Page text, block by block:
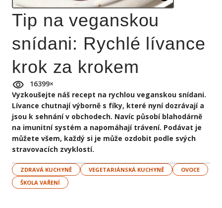
Tip na veganskou
snídani: Rychlé lívance
krok za krokem
16399×
Vyzkoušejte náš recept na rychlou veganskou snídani.
Lívance chutnají výborně s fíky, které nyní dozrávají a
jsou k sehnání v obchodech. Navíc působí blahodárně
na imunitní systém a napomáhají trávení. Podávat je
můžete všem, každý si je může ozdobit podle svých
stravovacích zvyklostí.
ZDRAVÁ KUCHYNĚ VEGETARIÁNSKÁ KUCHYNĚ
OVOCE
ŠKOLA VAŘENÍ